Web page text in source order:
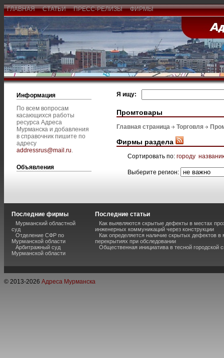
ГЛАВНАЯ СТАТЬИ ПРЕСС-РЕЛИЗЫ ФИРМЫ
Информация
По всем вопросам
касающихся работы
ресурса Адреса
Мурманска и добавления
в справочник пишите по
адресу
addressrus@mail.ru.
Объявления
Я ищу:
Промтовары
Главная страница Торговля
Фирмы раздела
Сортировать по: городу
Выберите регион:
Последние фирмы
Мурманский областной
суд
Отделение СФР по
Мурманской области
Арбитражный суд
Мурманской области
Последние статьи
Как выявляются скрытые дефекты в местах
инженерных коммуникаций через конструкции
Как определяется наличие скрытых дефектов
перекрытиях при обследовании
Общественная инициатива в тесной городской
© 2013-2026 Адреса Мурманска